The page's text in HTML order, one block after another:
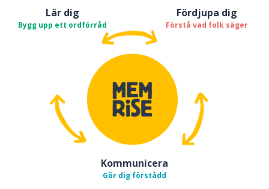
Lär dig
Bygg upp ett ordförråd
Fördjupa dig
Förstå vad folk säger
Kommunicera
Gör dig förstådd